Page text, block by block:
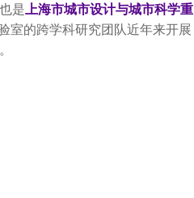
是上海市城市设计与城市科学重
室的跨学科研究团队近年来开展